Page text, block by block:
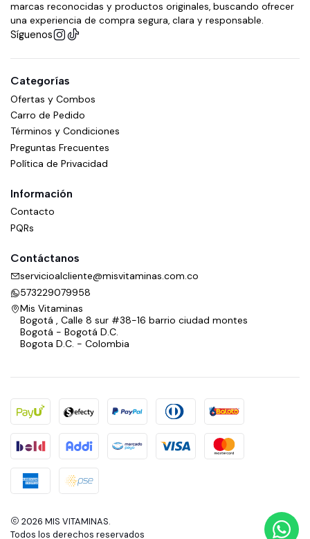
marcas reconocidas y productos originales, buscando ofrecer
una experiencia de compra segura, clara y responsable.
Síguenos
Categorías
Ofertas y Combos
Carro de Pedido
Términos y Condiciones
Preguntas Frecuentes
Política de Privacidad
Información
Contacto
PQRs
Contáctanos
servicioalcliente@misvitaminas.com.co
573229079958
Mis Vitaminas
Bogotá , Calle 8 sur #38-16 barrio ciudad montes
Bogotá - Bogotá D.C.
Bogota D.C. - Colombia
2026 MIS VITAMINAS.
Todos los derechos reservados